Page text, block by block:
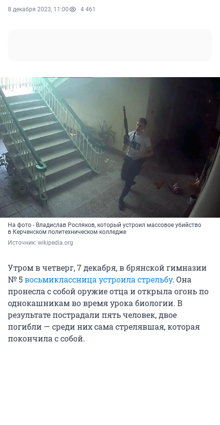
8 декабря 2023, 11:00 4 461
На фото - Владислав Росляков, который устроил массовое убийство
в Керченском политехническом колледже
Источник: wikipedia.org
Утром в четверг, 7 декабря, в брянской гимназии
№ 5восьмиклассница устроила стрельбу. Она
пронесла с собой оружие отца и открыла огонь по
однокашникам во время урока биологии. В
результате пострадали пять человек, двое
погибли — среди них сама стрелявшая, которая
покончила с собой.